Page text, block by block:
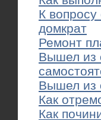
К
домкрат
Ремонт
Вышел из
Вышел из
Как
Как